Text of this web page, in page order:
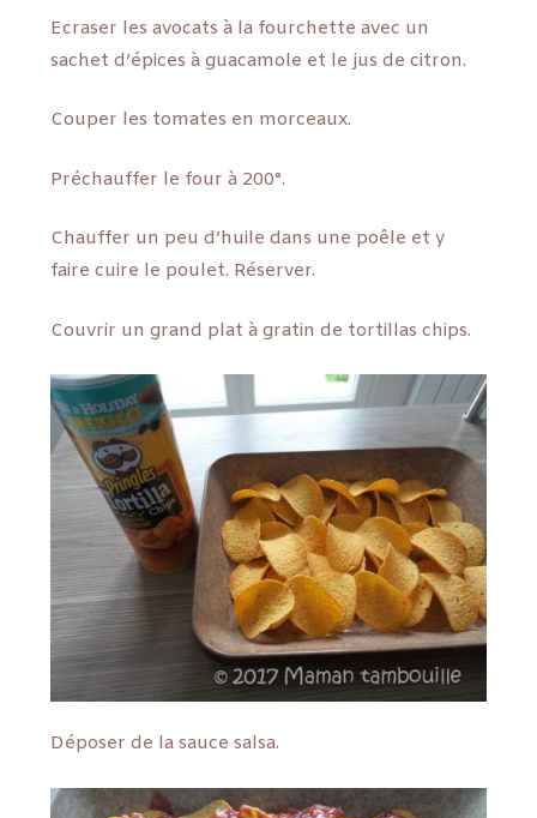
Ecraser les avocats à la fourchette avec un
sachet d’épices à guacamole et le jus de citron.
Couper les tomates en morceaux.
Préchauffer le four à 200°.
Chauffer un peu d’huile dans une poêle et y
faire cuire le poulet. Réserver.
Couvrir un grand plat à gratin de tortillas chips.
Déposer de la sauce salsa.